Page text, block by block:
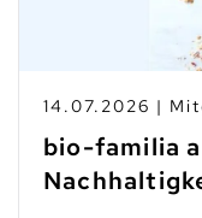
14.07.2026 |
bio-familia